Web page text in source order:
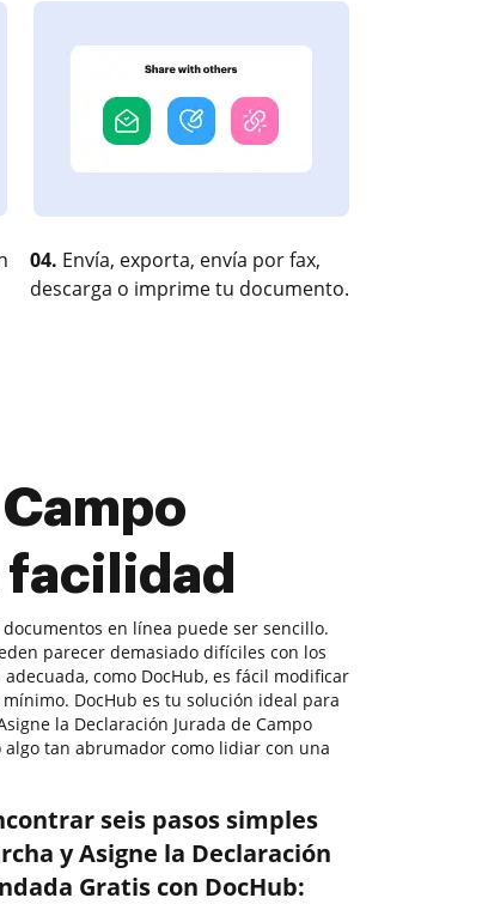
04. Envía, exporta, envía por fax,
descarga o imprime tu documento.
facilidad
en línea puede ser sencillo.
parecer demasiado difíciles con los
como DocHub, es fácil modificar
DocHub es tu solución ideal para
la Declaración Jurada de Campo
tan abrumador como lidiar con una
seis pasos simples
y Asigne la Declaración
Gratis con DocHub: